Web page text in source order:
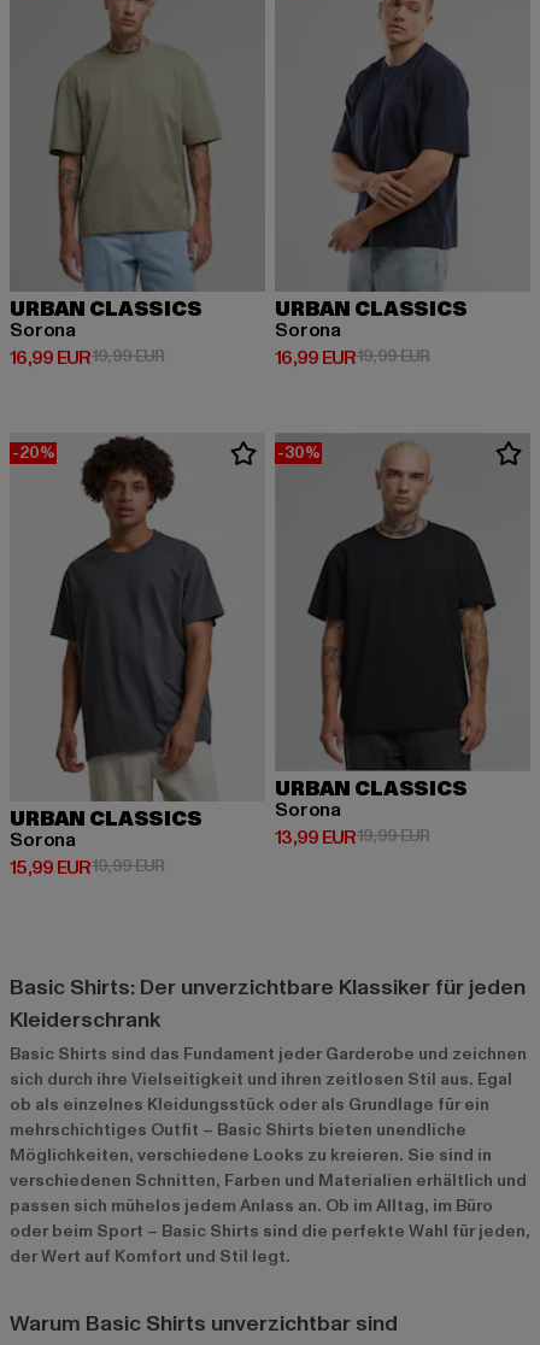
URBAN CLASSICS
Sorona
16,99 EUR
Derzeitiger Preis: 16,99 EUR
19,99 EURAktionspreis: 19,99 EUR
URBAN CLASSICS
Sorona
16,99 EUR
Derzeitiger Preis: 16,99 EUR
19,99 EURAktionspreis:
-20%
URBAN CLASSICS
Sorona
15,99 EUR
Derzeitiger Preis: 15,99 EUR
19,99 EURAktionspreis: 19,99 EUR
-30%
URBAN CLASSICS
Sorona
13,99 EUR
Derzeitiger Preis: 13,99 EUR
19,99 EURAktionspreis:
Basic Shirts: Der unverzichtbare Klassiker für jeden
Kleiderschrank
Basic Shirts sind das Fundament jeder Garderobe und zeichnen
sich durch ihre Vielseitigkeit und ihren zeitlosen Stil aus. Egal
ob als einzelnes Kleidungsstück oder als Grundlage für ein
mehrschichtiges Outfit – Basic Shirts bieten unendliche
Möglichkeiten, verschiedene Looks zu kreieren. Sie sind in
verschiedenen Schnitten, Farben und Materialien erhältlich und
passen sich mühelos jedem Anlass an. Ob im Alltag, im Büro
oder beim Sport – Basic Shirts sind die perfekte Wahl für jeden,
der Wert auf Komfort und Stil legt.
Warum Basic Shirts unverzichtbar sind